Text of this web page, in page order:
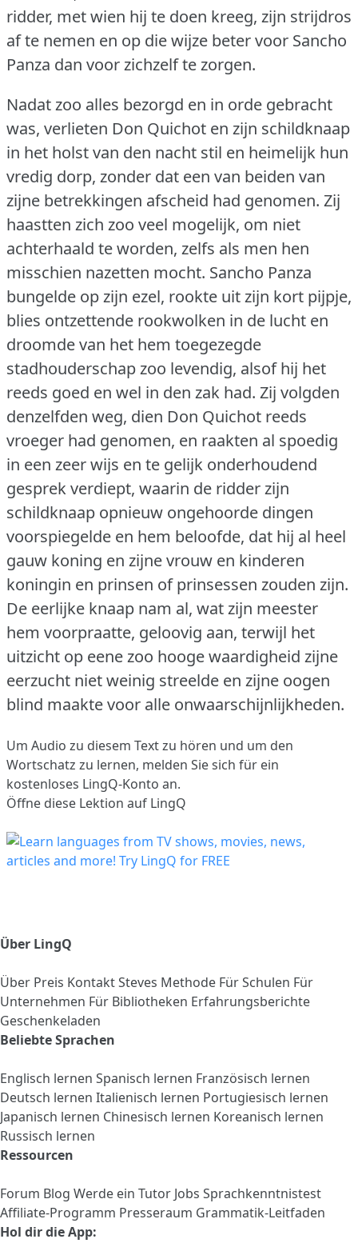
ridder, met wien hij te doen kreeg, zijn strijdros
af te nemen en op die wijze beter voor Sancho
Panza dan voor zichzelf te zorgen.
Nadat zoo alles bezorgd en in orde gebracht
was, verlieten Don Quichot en zijn schildknaap
in het holst van den nacht stil en heimelijk hun
vredig dorp, zonder dat een van beiden van
zijne betrekkingen afscheid had genomen. Zij
haastten zich zoo veel mogelijk, om niet
achterhaald te worden, zelfs als men hen
misschien nazetten mocht. Sancho Panza
bungelde op zijn ezel, rookte uit zijn kort pijpje,
blies ontzettende rookwolken in de lucht en
droomde van het hem toegezegde
stadhouderschap zoo levendig, alsof hij het
reeds goed en wel in den zak had. Zij volgden
denzelfden weg, dien Don Quichot reeds
vroeger had genomen, en raakten al spoedig
in een zeer wijs en te gelijk onderhoudend
gesprek verdiept, waarin de ridder zijn
schildknaap opnieuw ongehoorde dingen
voorspiegelde en hem beloofde, dat hij al heel
gauw koning en zijne vrouw en kinderen
koningin en prinsen of prinsessen zouden zijn.
De eerlijke knaap nam al, wat zijn meester
hem voorpraatte, geloovig aan, terwijl het
uitzicht op eene zoo hooge waardigheid zijne
eerzucht niet weinig streelde en zijne oogen
blind maakte voor alle onwaarschijnlijkheden.
Um Audio zu diesem Text zu hören und um den
Wortschatz zu lernen, melden Sie sich für ein
kostenloses LingQ-Konto an.
Öffne diese Lektion auf LingQ
Über LingQ
Über Preis KontaktSteves Methode Für Schulen Für
Unternehmen Für Bibliotheken Erfahrungsberichte
Geschenkeladen
Beliebte Sprachen
Englisch lernen Spanisch lernen Französisch lernen
Deutsch lernen Italienisch lernen Portugiesisch lernen
Japanisch lernen Chinesisch lernen Koreanisch lernen
Russisch lernen
Ressourcen
Forum Blog Werde ein Tutor Jobs Sprachkenntnistest
Affiliate-Programm Presseraum Grammatik-Leitfaden
Hol dir die App: